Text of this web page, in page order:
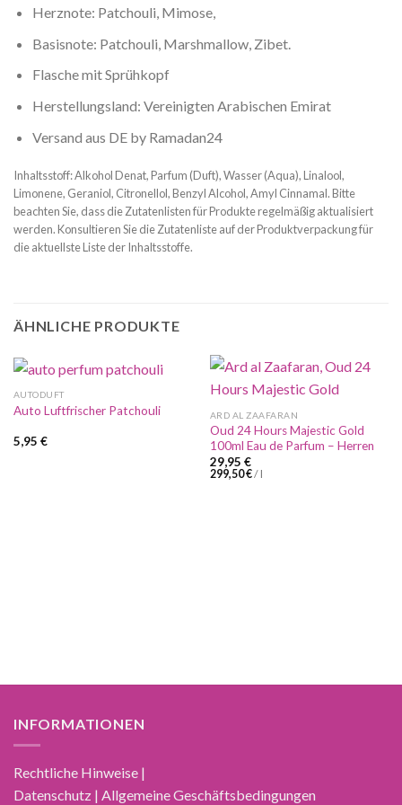
Herznote: Patchouli, Mimose,
Basisnote: Patchouli, Marshmallow, Zibet.
Flasche mit Sprühkopf
Herstellungsland: Vereinigten Arabischen Emirat
Versand aus DE by Ramadan24
Inhaltsstoff: Alkohol Denat, Parfum (Duft), Wasser (Aqua), Linalool,
Limonene, Geraniol, Citronellol, Benzyl Alcohol, Amyl Cinnamal. Bitte
beachten Sie, dass die Zutatenlisten für Produkte regelmäßig aktualisiert
werden. Konsultieren Sie die Zutatenliste auf der Produktverpackung für
die aktuellste Liste der Inhaltsstoffe.
ÄHNLICHE PRODUKTE
AUTODUFT
Auto Luftfrischer Patchouli
5,95 €
ARD AL ZAAFARAN
Oud 24 Hours Majestic Gold
100ml Eau de Parfum – Herren
29,95 €
299,50€/ l
INFORMATIONEN
Rechtliche Hinweise |
Datenschutz | Allgemeine Geschäftsbedingungen